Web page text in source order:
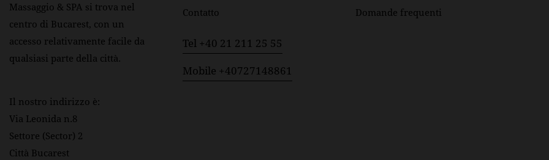
Massaggio & SPA si trova nel
centro di Bucarest, con un
accesso relativamente facile da
qualsiasi parte della città.
Il nostro indirizzo è:
Via Leonida n.8
Settore (Sector) 2
Città Bucarest
Contatto
Tel +40 21 211 25 55
Mobile +40727148861
Domande frequenti